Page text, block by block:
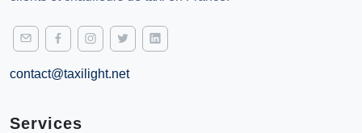
contact@taxilight.net
Services